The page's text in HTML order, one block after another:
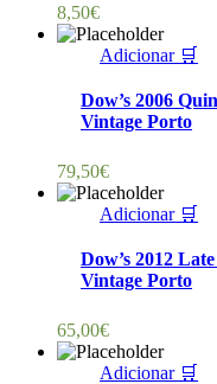
8,50€
Adicionar 🛒
Dow’s 2006
Vintage Porto
79,50€
Adicionar 🛒
Dow’s 2012
Vintage Porto
65,00€
Adicionar 🛒